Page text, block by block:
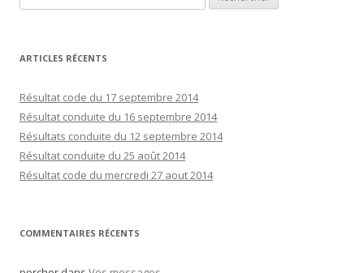
e
h
r
c
h
e
r
ARTICLES RÉCENTS
Résultat code du 17 septembre 2014
Résultat conduite du 16 septembre 2014
Résultats conduite du 12 septembre 2014
Résultat conduite du 25 août 2014
Résultat code du mercredi 27 aout 2014
COMMENTAIRES RÉCENTS